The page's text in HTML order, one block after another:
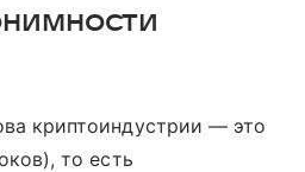
криптоиндустрии — это
то есть